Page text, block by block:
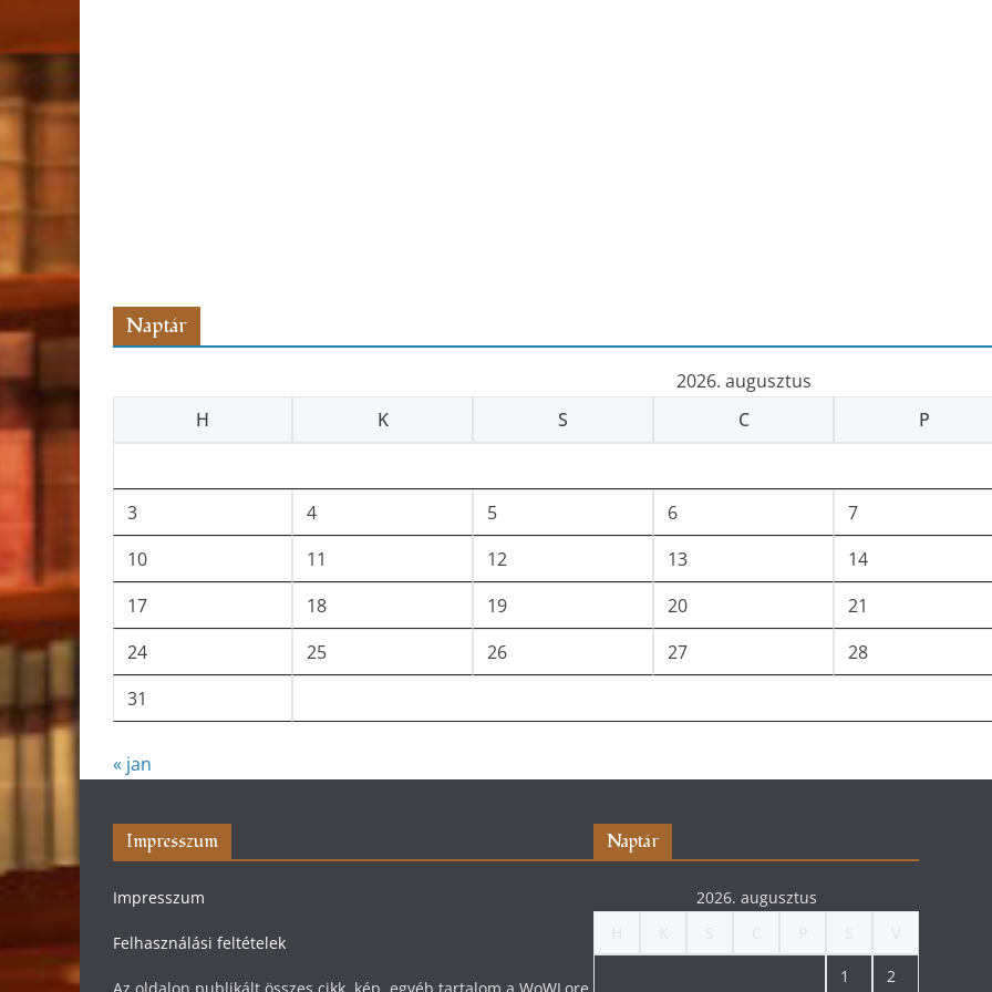
Naptár
2026. augusztus
H
K S C P
3
4 5 6 7
10
11 12 13 14
17
18 19 20 21
24
25 26 27 28
31
« jan
Impresszum
Impresszum
Felhasználási feltételek
Naptár
2026. augusztus
1 2